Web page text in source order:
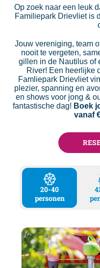
Op zoek naar een leuk
Familiepark Drievliet is
Jouw vereniging, team
nooit te vergeten,
gillen in de Nautilus of
River! Een heerlijke
Famliepark Drievliet
plezier, spanning en
en shows voor jong &
fantastische dag! Boek
vanaf
20-40
personen